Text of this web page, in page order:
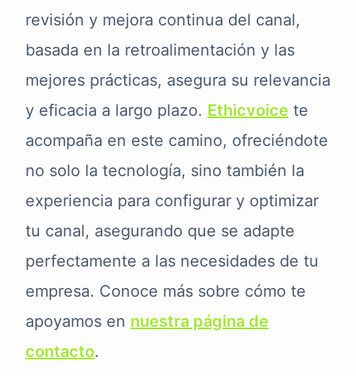
revisión y mejora continua del canal,
basada en la retroalimentación y las
mejores prácticas, asegura su relevancia
y eficacia a largo plazo. Ethicvoice te
acompaña en este camino, ofreciéndote
no solo la tecnología, sino también la
experiencia para configurar y optimizar
tu canal, asegurando que se adapte
perfectamente a las necesidades de tu
empresa. Conoce más sobre cómo te
apoyamos en nuestra página de
contacto.